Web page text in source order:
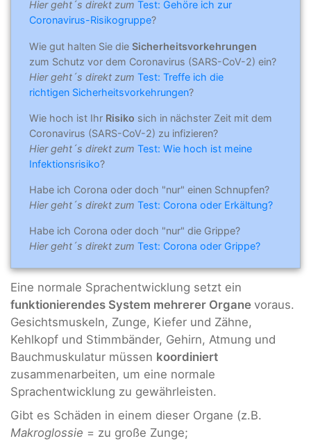
Hier geht´s direkt zum Test: Gehöre ich zur
Coronavirus-Risikogruppe?
Wie gut halten Sie die Sicherheitsvorkehrungen
zum Schutz vor dem Coronavirus (SARS-CoV-2) ein?
Hier geht´s direkt zum Test: Treffe ich die
richtigen Sicherheitsvorkehrungen?
Wie hoch ist Ihr Risiko sich in nächster Zeit mit dem
Coronavirus (SARS-CoV-2) zu infizieren?
Hier geht´s direkt zum Test: Wie hoch ist meine
Infektionsrisiko?
Habe ich Corona oder doch "nur" einen Schnupfen?
Hier geht´s direkt zum Test: Corona oder Erkältung?
Habe ich Corona oder doch "nur" die Grippe?
Hier geht´s direkt zum Test: Corona oder Grippe?
Eine normale Sprachentwicklung setzt ein
funktionierendes System mehrerer Organe voraus.
Gesichtsmuskeln, Zunge, Kiefer und Zähne,
Kehlkopf und Stimmbänder, Gehirn, Atmung und
Bauchmuskulatur müssen koordiniert
zusammenarbeiten, um eine normale
Sprachentwicklung zu gewährleisten.
Gibt es Schäden in einem dieser Organe (z.B.
Makroglossie = zu große Zunge;